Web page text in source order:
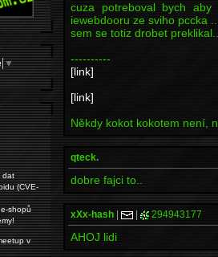
cuza potreboval bych
iewebdooru ze sviho pccka
sem se totiz drobet preklikal..
----------
[link]
[link]
Někdy kokot kokotem není,
qteck.
dobre fajci to..
xXx-hash 294943177
AHOJ lidi
▼
dat
(CVE-
shopů
v